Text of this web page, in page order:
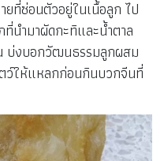
ที่ซ่อนตัวอยู่ในเนื้อลูก ไป
นำมาผัดกะทิและน้ำตาล
บ่งบอกวัฒนธรรมลูกผสม​
ว์ให้แหลกก่อนกินบวกจีนที่